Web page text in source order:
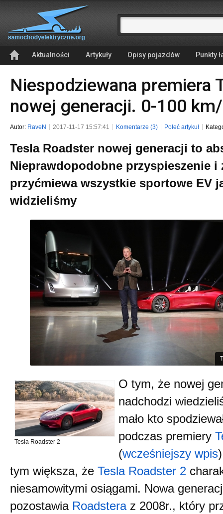
Aktualności Artykuły Opisy pojazdów Punkty
Niespodziewana premiera
nowej generacji. 0-100
Autor: RaveN 2017-11-17 15:57:41 Komentarze (3) Poleć artykuł
Tesla Roadster nowej generacji to
Nieprawdopodobne przyspieszenie i
przyćmiewa wszystkie sportowe EV
widzieliśmy
Tesla Roadster 2
O tym, że nowej
nadchodzi
mało kto
podczas premiery
(wcześniejszy wpis
tym większa, że Tesla Roadster 2
niesamowitymi osiągami. Nowa
pozostawia Roadsteraz 2008r., który